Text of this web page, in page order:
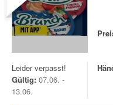
Leider verpasst!
Gültig: 07.06. -
13.06.